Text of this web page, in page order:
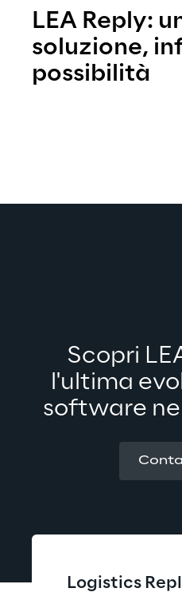
LEA Reply:
soluzione,
possibilità
Scopri
l'ultima
software
Logistics